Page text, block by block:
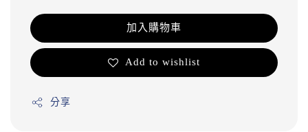
加入購物車
Add to wishlist
分享